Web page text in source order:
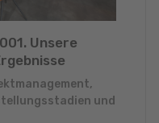
Unsere
und